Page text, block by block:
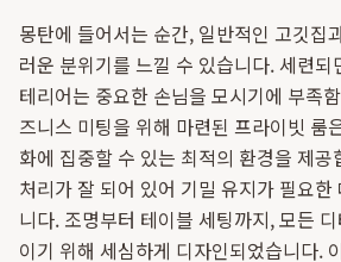
몽탄에 들어서는 순간, 일반적인 고깃집
러운 분위기를 느낄 수 있습니다. 세련되
테리어는 중요한 손님을 모시기에 부족
즈니스 미팅을 위해 마련된 프라이빗 룸
화에 집중할 수 있는 최적의 환경을 제공
처리가 잘 되어 있어 기밀 유지가 필요한
니다. 조명부터 테이블 세팅까지, 모든
이기 위해 세심하게 디자인되었습니다.